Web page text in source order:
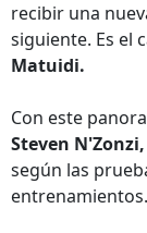
recibir una
siguiente. Es el
Matuidi.
Con este
Steven N'Zonzi,
según las
entrenamientos.